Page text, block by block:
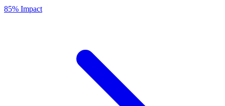
85% Impact